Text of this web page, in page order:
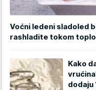
Voćni ledeni sladoled
rashladite tokom
Kako
dodaju